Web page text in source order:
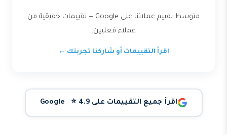
متوسط تقييم عملائنا على Google — تقييمات حقيقية من
عملاء فعليين.
اقرأ التقييمات أو شاركنا تجربتك ←
اقرأ جميع التقييمات على Google ⭐ 4.9